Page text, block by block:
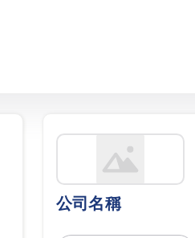
公司名稱